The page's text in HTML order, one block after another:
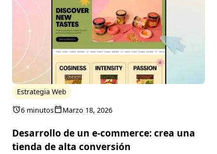
Estrategia Web
6 minutos
Marzo 18, 2026
Desarrollo de un e-commerce: crea una
tienda de alta conversión